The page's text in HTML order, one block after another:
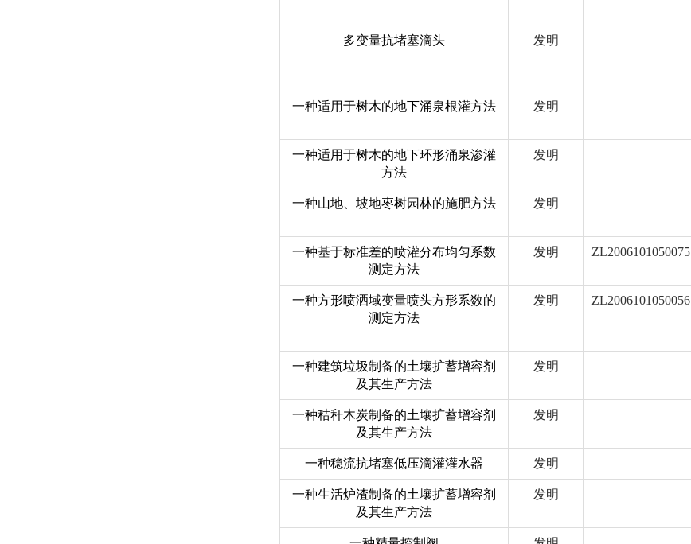
多变量抗堵塞滴头 发明
一种适用于树木的地下涌泉根灌方法 发明
一种适用于树木的地下环形涌泉渗灌
方法
发明
一种山地、坡地枣树园林的施肥方法 发明
一种基于标准差的喷灌分布均匀系数
测定方法
发明 ZL2006101050075
一种方形喷洒域变量喷头方形系数的
测定方法
发明 ZL2006101050056
一种建筑垃圾制备的土壤扩蓄增容剂
及其生产方法
发明
一种秸秆木炭制备的土壤扩蓄增容剂
及其生产方法
发明
一种稳流抗堵塞低压滴灌灌水器 发明
一种生活炉渣制备的土壤扩蓄增容剂
及其生产方法
发明